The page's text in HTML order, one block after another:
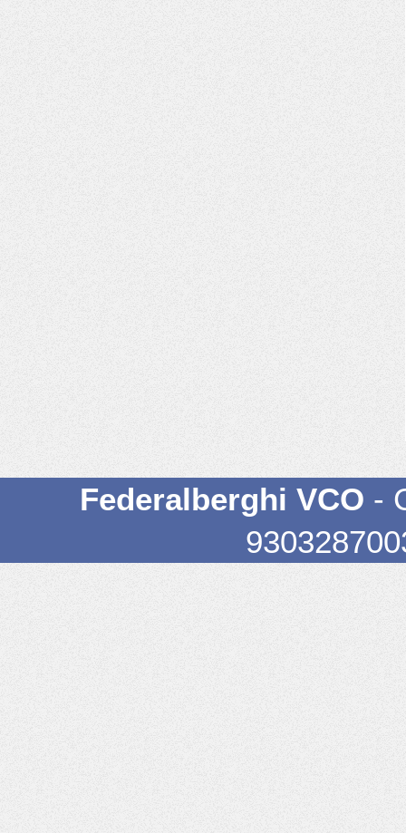
Federalberghi VCO -